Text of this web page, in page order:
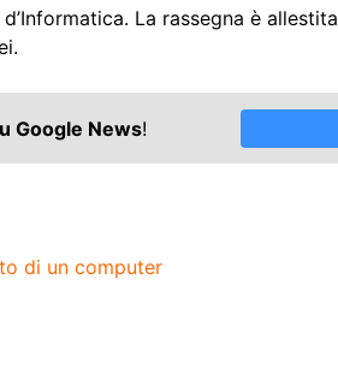
La rassegna è
Google News!
di un computer